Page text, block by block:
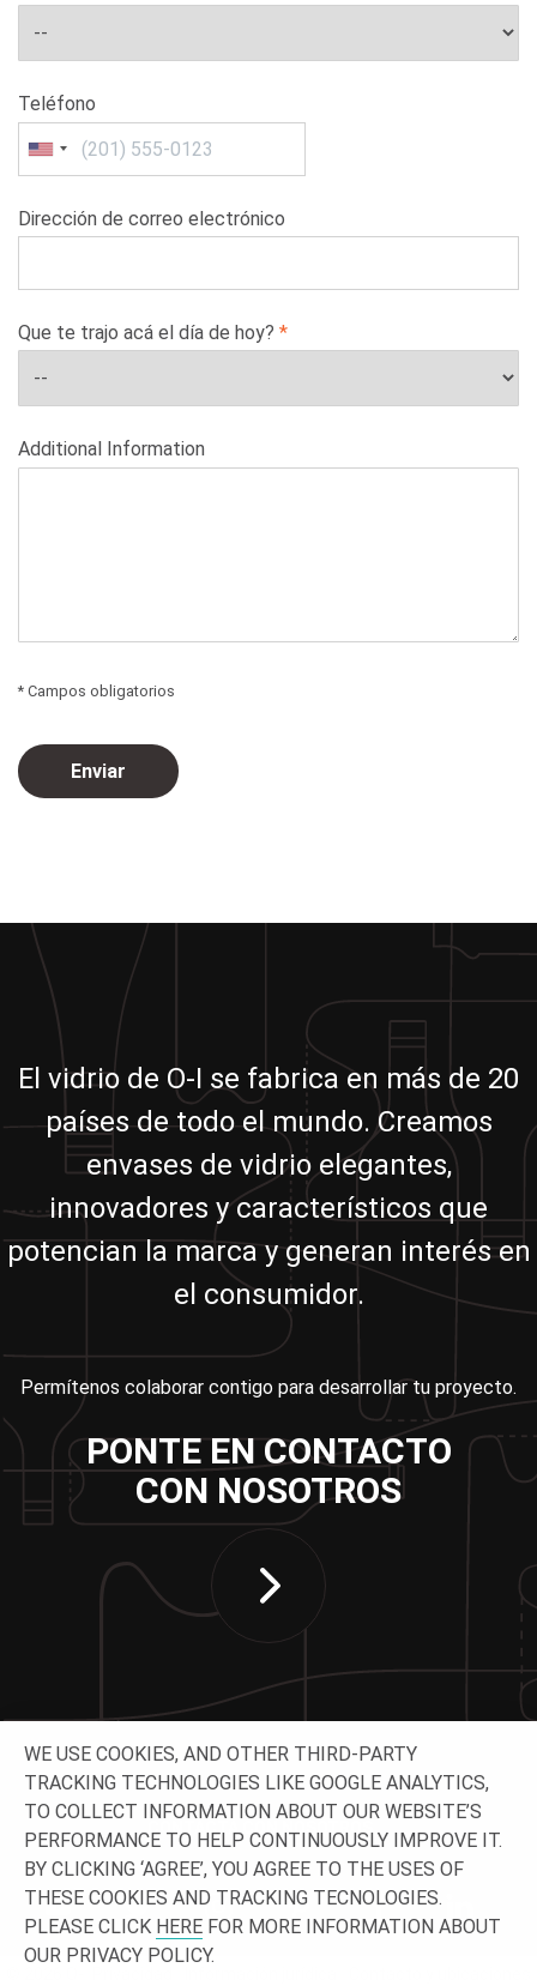
Teléfono
Dirección de correo electrónico
Que te trajo acá el día de hoy?
Additional Information
* Campos obligatorios
El vidrio de O-I se fabrica en más de 20
países de todo el mundo. Creamos
envases de vidrio elegantes,
innovadores y característicos que
potencian la marca y generan interés en
el consumidor.
Permítenos colaborar contigo para desarrollar tu proyecto.
PONTE EN CONTACTO
CON NOSOTROS
WE USE COOKIES, AND OTHER THIRD-PARTY
TRACKING TECHNOLOGIES LIKE GOOGLE ANALYTICS,
TO COLLECT INFORMATION ABOUT OUR WEBSITE’S
PERFORMANCE TO HELP CONTINUOUSLY IMPROVE IT.
BY CLICKING ‘AGREE’, YOU AGREE TO THE USES OF
THESE COOKIES AND TRACKING TECNOLOGIES.
PLEASE CLICK HERE FOR MORE INFORMATION ABOUT
OUR PRIVACY POLICY.